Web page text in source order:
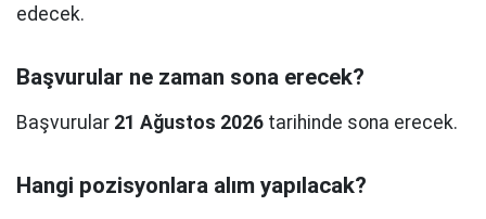
edecek.
Başvurular ne zaman sona erecek?
Başvurular 21 Ağustos 2026 tarihinde sona erecek.
Hangi pozisyonlara alım yapılacak?